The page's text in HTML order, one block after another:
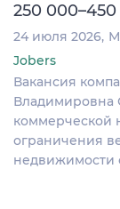
250
24 июля 2026
Jobers
Вакансия
Владимировна
коммерческой
ограничения
недвижимости